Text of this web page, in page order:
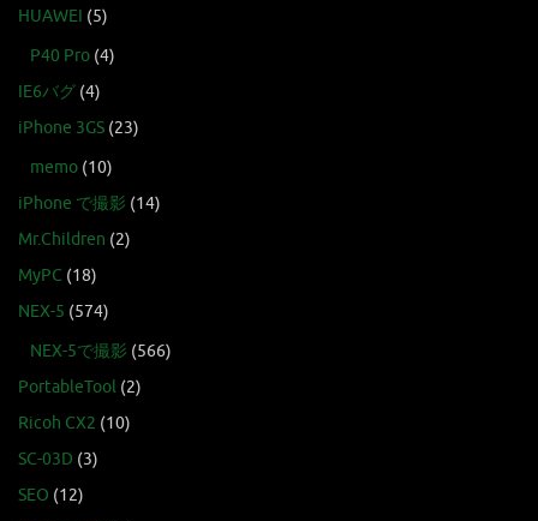
HUAWEI (5)
P40 Pro (4)
IE6バグ (4)
iPhone 3GS (23)
memo (10)
iPhone で撮影 (14)
Mr.Children (2)
MyPC (18)
NEX-5 (574)
NEX-5で撮影 (566)
PortableTool (2)
Ricoh CX2 (10)
SC-03D (3)
SEO (12)